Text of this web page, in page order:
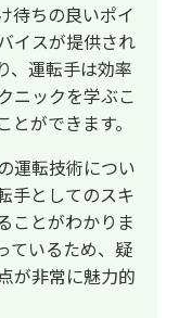
待ちの良いポイ
イスが提供され
、運転手は効率
ニックを学ぶこ
ができます。
運転技術につい
手としてのスキ
ことがわかりま
ているため、疑
が非常に魅力的